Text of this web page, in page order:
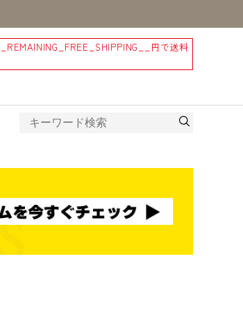
__REMAINING_FREE_SHIPPING__
円で送料